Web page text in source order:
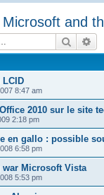
and
8:47 am
2010 sur le site
2:18 pm
en gallo : possible
6:58 pm
Microsoft Vista
5:53 pm